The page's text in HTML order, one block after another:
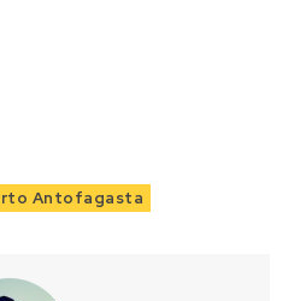
Antofagasta